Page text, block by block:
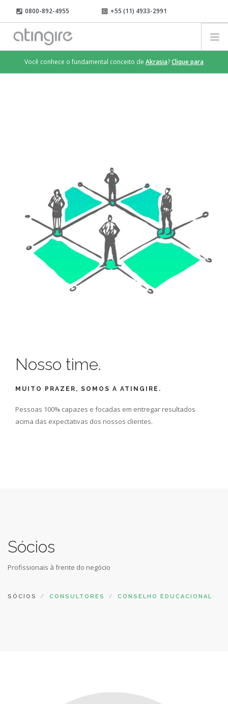
0800-892-4955 +55 (11) 4933-2991
contato@atingire.com
Você conhece o fundamental conceito de Akrasia?Clique para
Nosso time.
MUITO PRAZER, SOMOS A ATINGIRE.
Pessoas 100% capazes e focadas em entregar resultados
acima das expectativas dos nossos clientes.
Sócios
Profissionais à frente do negócio
SÓCIOS CONSULTORES CONSELHO EDUCACIONAL